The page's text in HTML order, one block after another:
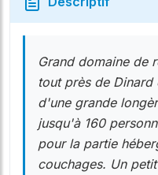
Grand domaine de
tout près de
d'une grande
jusqu'à 160
pour la partie
couchages. Un